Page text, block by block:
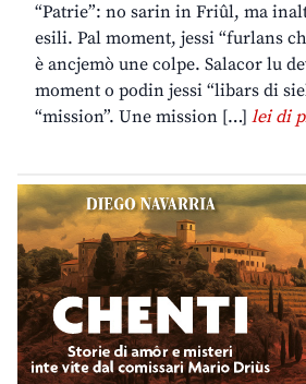
“Patrie”: no sarin in Friûl, ma
esili. Pal moment, jessi “furlans
è ancjemò une colpe. Salacor lu
moment o podin jessi “libars di
“mission”. Une mission […] lei di